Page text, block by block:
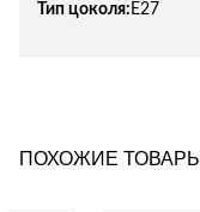
Тип цоколя: E27
ПОХОЖИЕ ТОВАРЫ